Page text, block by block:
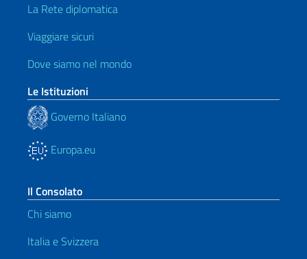
La Rete diplomatica
Viaggiare sicuri
Dove siamo nel mondo
Le Istituzioni
Governo Italiano
Europa.eu
Il Consolato
Chi siamo
Italia e Svizzera